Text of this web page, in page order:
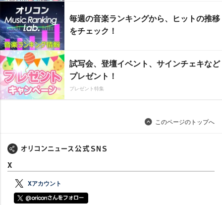
毎週の音楽ランキングから、ヒットの推移
をチェック！
試写会、登壇イベント、サインチェキなど
プレゼント！
プレゼント特集
このページのトップへ
X
Xアカウント